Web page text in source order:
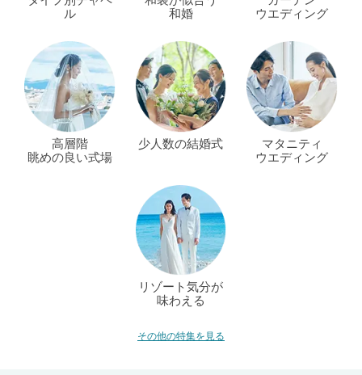
ル
和婚
ウエディング
高層階
眺めの良い式場
少人数の結婚式
マタニティ
ウエディング
リゾート気分が
味わえる
その他の特集を見る